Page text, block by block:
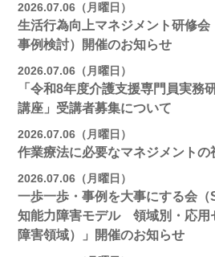
2026.07.06（月曜日）
生活行為向上マネジメント研修会
事例検討）開催のお知らせ
2026.07.06（月曜日）
「令和8年度介護支援専門員実務
講座」受講者募集について
2026.07.06（月曜日）
作業療法に必要なマネジメント
2026.07.06（月曜日）
一歩一歩・事例を大事にする会
知能力障害モデル 領域別・応用
障害領域）」開催のお知らせ